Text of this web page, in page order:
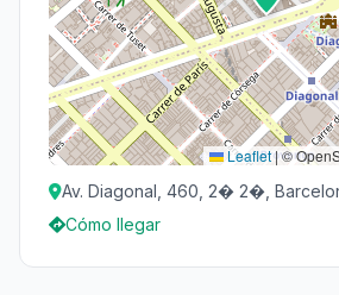
Leaflet|©
Av. Diagonal, 460, 2� 2�,
Cómo llegar